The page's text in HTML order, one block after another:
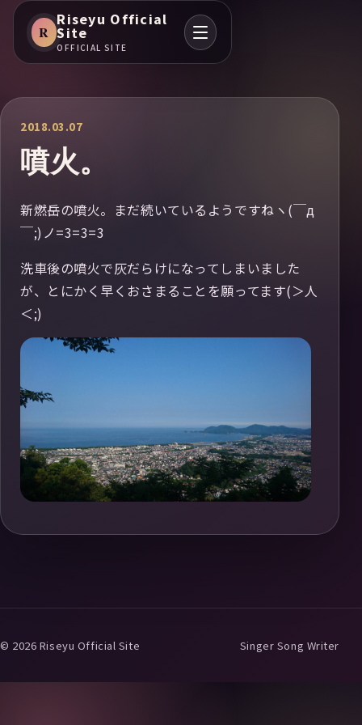
R
Riseyu Official
Site
OFFICIAL SITE
2018.03.07
噴火。
新燃岳の噴火。まだ続いているようですねヽ(￣д
￣;)ノ=3=3=3
洗車後の噴火で灰だらけになってしまいました
が、とにかく早くおさまることを願ってます(＞人
＜;)
© 2026 Riseyu Official Site Singer Song Writer